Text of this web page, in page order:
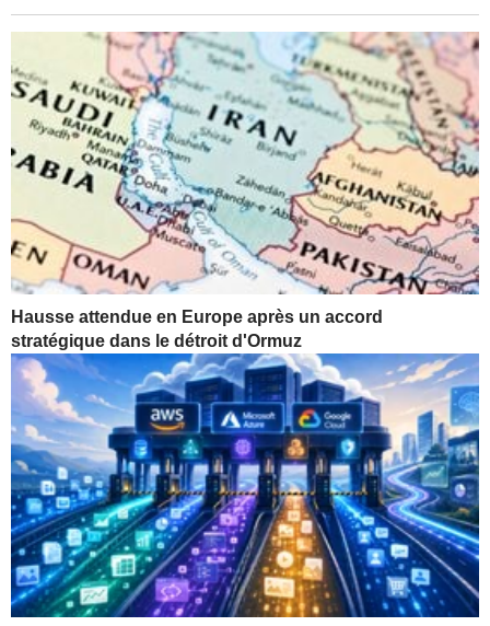
Hausse attendue en Europe après un accord
stratégique dans le détroit d'Ormuz